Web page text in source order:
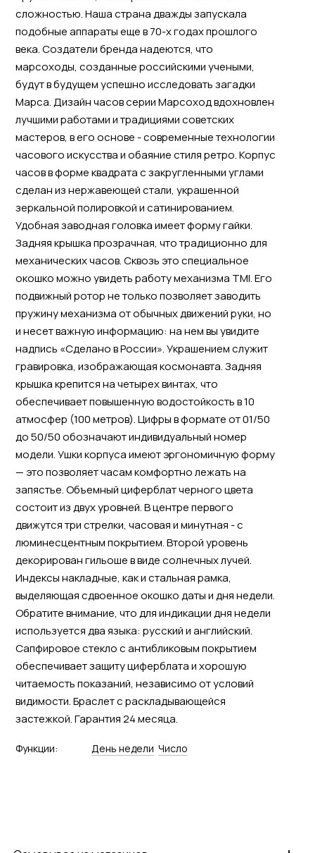
сложностью. Наша страна дважды запускала
подобные аппараты еще в 70-х годах прошлого
века. Создатели бренда надеются, что
марсоходы, созданные российскими учеными,
будут в будущем успешно исследовать загадки
Марса. Дизайн часов серии Марсоход вдохновлен
лучшими работами и традициями советских
мастеров, в его основе - современные технологии
часового искусства и обаяние стиля ретро. Корпус
часов в форме квадрата с закругленными углами
сделан из нержавеющей стали, украшенной
зеркальной полировкой и сатинированием.
Удобная заводная головка имеет форму гайки.
Задняя крышка прозрачная, что традиционно для
механических часов. Сквозь это специальное
окошко можно увидеть работу механизма TMI. Его
подвижный ротор не только позволяет заводить
пружину механизма от обычных движений руки, но
и несет важную информацию: на нем вы увидите
надпись «Сделано в России». Украшением служит
гравировка, изображающая космонавта. Задняя
крышка крепится на четырех винтах, что
обеспечивает повышенную водостойкость в 10
атмосфер (100 метров). Цифры в формате от 01/50
до 50/50 обозначают индивидуальный номер
модели. Ушки корпуса имеют эргономичную форму
— это позволяет часам комфортно лежать на
запястье. Объемный циферблат черного цвета
состоит из двух уровней. В центре первого
движутся три стрелки, часовая и минутная - с
люминесцентным покрытием. Второй уровень
декорирован гильоше в виде солнечных лучей.
Индексы накладные, как и стальная рамка,
выделяющая сдвоенное окошко даты и дня недели.
Обратите внимание, что для индикации дня недели
используется два языка: русский и английский.
Сапфировое стекло с антибликовым покрытием
обеспечивает защиту циферблата и хорошую
читаемость показаний, независимо от условий
видимости. Браслет с раскладывающейся
застежкой. Гарантия 24 месяца.
Функции: День недели Число